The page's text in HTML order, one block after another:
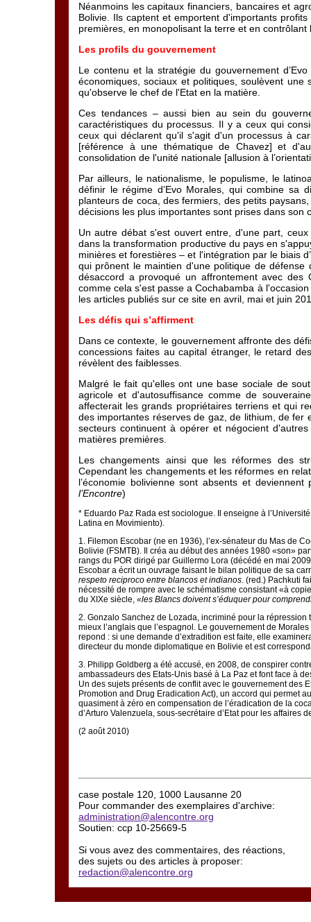
Néanmoins les capitaux financiers, bancaires et
Bolivie. Ils captent et emportent d'importants
premières, en monopolisant la terre et en
Les profils du gouvernement
Le contenu et la stratégie du gouvernement
économiques, sociaux et politiques, soulèvent
qu'observe le chef de l'Etat en la matière.
Ces tendances – aussi bien au sein du
caractéristiques du processus. Il y a ceux qui
ceux qui déclarent qu'il s'agit d'un processus à
[référence à une thématique de Chavez] et
consolidation de l'unité nationale [allusion à
Par ailleurs, le nationalisme, le populisme, le
définir le régime d’Evo Morales, qui combine sa
planteurs de coca, des fermiers, des petits
décisions les plus importantes sont prises dans
Un autre débat s'est ouvert entre, d'une part,
dans la transformation productive du pays en
minières et forestières – et l'intégration par le biais
qui prônent le maintien d'une politique de défense
désaccord a provoqué un affrontement avec des
comme cela s'est passe a Cochabamba à
les articles publiés sur ce site en avril, mai et juin
Les défis qui s’affirment
Dans ce contexte, le gouvernement affronte des
concessions faites au capital étranger, le retard
révèlent des faiblesses.
Malgré le fait qu'elles ont une base sociale de
agricole et d'autosuffisance comme de
affecterait les grands propriétaires terriens et qui
des importantes réserves de gaz, de lithium, de
secteurs continuent à opérer et négocient
matières premières.
Les changements ainsi que les réformes des
Cependant les changements et les réformes en
l’économie bolivienne sont absents et
l’Encontre)
* Eduardo Paz Rada est sociologue. Il enseigne à
Latina en Movimiento).
1. Filemon Escobar (ne en 1936), l’ex-sénateur du Mas de
Bolivie (FSMTB). Il créa au début des années 1980 «son»
rangs du POR dirigé par Guillermo Lora (décédé en mai
Escobar a écrit un ouvrage faisant le bilan politique de sa
respeto reciproco entre blancos et indianos. (red.) Pachkuti
nécessité de rompre avec le schématisme consistant «à
du XIXe siècle, «les Blancs doivent s’éduquer pour
2. Gonzalo Sanchez de Lozada, incriminé pour la
mieux l’anglais que l’espagnol. Le gouvernement de
repond : si une demande d’extradition est faite, elle
directeur du monde diplomatique en Bolivie et est
3. Philipp Goldberg a été accusé, en 2008, de conspirer
ambassadeurs des Etats-Unis basé à La Paz et font face à
Un des sujets présents de conflit avec le gouvernement des
Promotion and Drug Eradication Act), un accord qui permet
quasiment à zéro en compensation de l’éradication de la
d’Arturo Valenzuela, sous-secrétaire d’Etat pour les affaires
(2 août 2010)
case postale 120, 1000 Lausanne 20
Pour commander des exemplaires d'archive:
administration@alencontre.org
Soutien: ccp 10-25669-5
Si vous avez des commentaires, des réactions,
des sujets ou des articles à proposer:
redaction@alencontre.org